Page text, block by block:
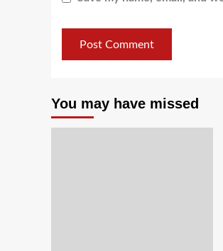
You may have missed